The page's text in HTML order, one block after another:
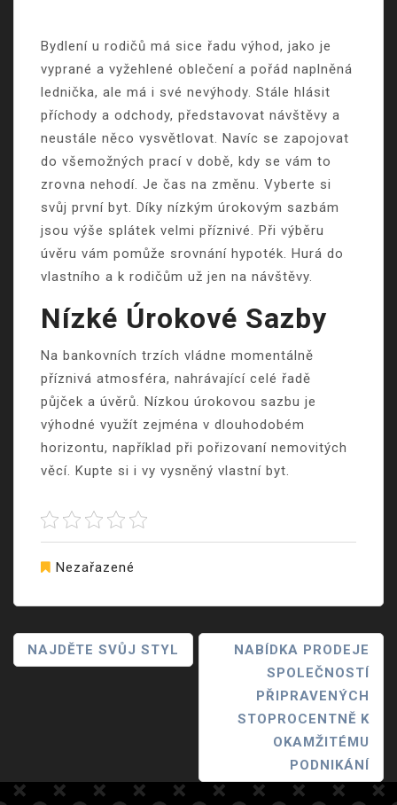
Bydlení u rodičů má sice řadu výhod, jako je
vyprané a vyžehlené oblečení a pořád naplněná
lednička, ale má i své nevýhody. Stále hlásit
příchody a odchody, představovat návštěvy a
neustále něco vysvětlovat. Navíc se zapojovat
do všemožných prací v době, kdy se vám to
zrovna nehodí. Je čas na změnu. Vyberte si
svůj první byt. Díky nízkým úrokovým sazbám
jsou výše splátek velmi příznivé. Při výběru
úvěru vám pomůže srovnání hypoték . Hurá do
vlastního a k rodičům už jen na návštěvy.
Nízké Úrokové Sazby
Na bankovních trzích vládne momentálně
příznivá atmosféra, nahrávající celé řadě
půjček a úvěrů. Nízkou úrokovou sazbu je
výhodné využít zejména v dlouhodobém
horizontu, například při pořizovaní nemovitých
věcí. Kupte si i vy vysněný vlastní byt.
Nezařazené
Navigace
NAJDĚTE SVŮJ STYL
NABÍDKA PRODEJE
SPOLEČNOSTÍ
PŘIPRAVENÝCH
STOPROCENTNĚ K
OKAMŽITÉMU
PODNIKÁNÍ